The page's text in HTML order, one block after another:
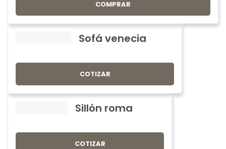
COMPRAR
Sofá venecia
COTIZAR
Sillón roma
COTIZAR